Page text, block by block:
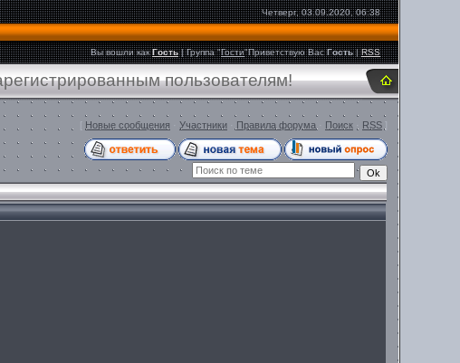
Четверг, 03.09.2020, 06:38
Вы вошли как Гость|Группа"Гости"Приветствую Вас Гость |RSS
пользователям!
[ Новые сообщения Участники Правила форума Поиск RSS ]